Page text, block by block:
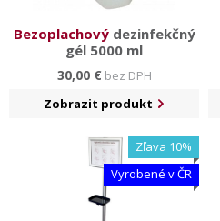
Bezoplachovýdezinfekčný
gél 5000 ml
30,00 €bez DPH
Zobrazit produkt
Zľava 10%
Vyrobené v ČR